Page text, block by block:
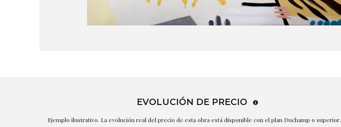
EVOLUCIÓN DE PRECIO
Ejemplo ilustrativo. La evolución real del precio de esta obra está disponible con el plan Duchamp o superior.